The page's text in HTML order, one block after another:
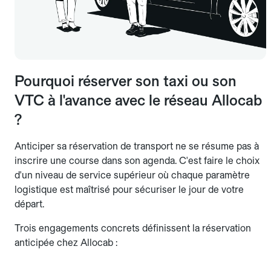
Pourquoi réserver son taxi ou son
VTC à l'avance avec le réseau Allocab
?
Anticiper sa réservation de transport ne se résume pas à
inscrire une course dans son agenda. C'est faire le choix
d'un niveau de service supérieur où chaque paramètre
logistique est maîtrisé pour sécuriser le jour de votre
départ.
Trois engagements concrets définissent la réservation
anticipée chez Allocab :